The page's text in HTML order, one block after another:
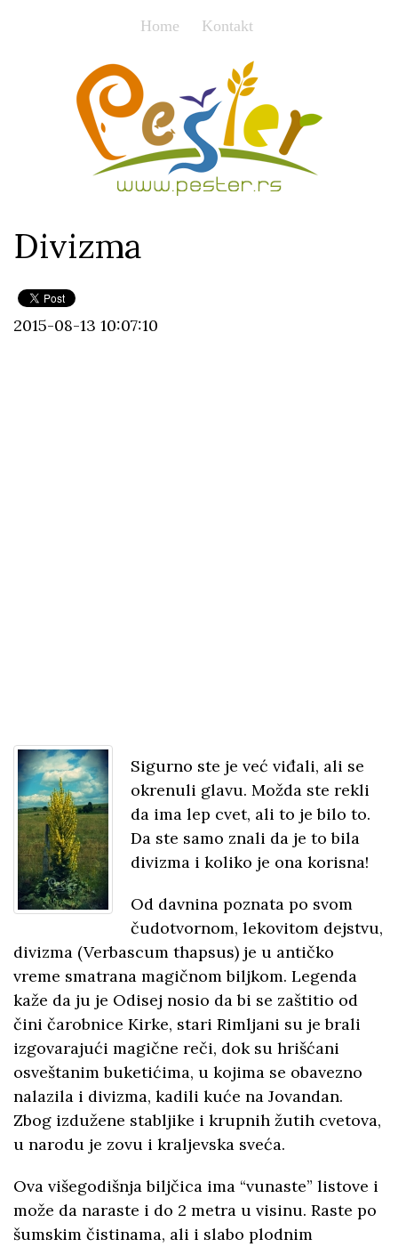
Home Kontakt
Divizma
2015-08-13 10:07:10
Sigurno ste je već viđali, ali se
okrenuli glavu. Možda ste rekli
da ima lep cvet, ali to je bilo to.
Da ste samo znali da je to bila
divizma i koliko je ona korisna!
Od davnina poznata po svom
čudotvornom, lekovitom dejstvu,
divizma (Verbascum thapsus) je u antičko
vreme smatrana magičnom biljkom. Legenda
kaže da ju je Odisej nosio da bi se zaštitio od
čini čarobnice Kirke, stari Rimljani su je brali
izgovarajući magične reči, dok su hrišćani
osveštanim buketićima, u kojima se obavezno
nalazila i divizma, kadili kuće na Jovandan.
Zbog izdužene stabljike i krupnih žutih cvetova,
u narodu je zovu i kraljevska sveća.
Ova višegodišnja biljčica ima “vunaste” listove i
može da naraste i do 2 metra u visinu. Raste po
šumskim čistinama, ali i slabo plodnim